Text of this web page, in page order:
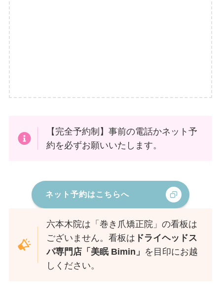
【完全予約制】事前の電話かネット予
約を必ずお願いいたします。
ネット予約はこちらへ
六本木院は「巻き爪矯正院」の看板は
ございません。看板は ドライヘッドス
パ専門店「美眠 Bimin」 を目印にお越
しください。